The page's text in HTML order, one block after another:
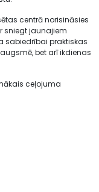
centrā norisināsies
sniegt jaunajiem
sabiedrībai praktiskas
bet arī ikdienas
ceļojuma